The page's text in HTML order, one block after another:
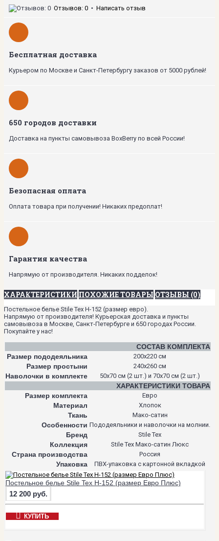
Отзывов: 0 • Написать отзыв
Бесплатная доставка
Курьером по Москве и Санкт-Петербургу заказов от 5000 рублей!
650 городов доставки
Доставка на пункты самовывоза BoxBerry по всей России!
Безопасная оплата
Оплата товара при получении! Никаких предоплат!
Гарантия качества
Напрямую от производителя. Никаких подделок!
ХАРАКТЕРИСТИКИ ПОХОЖИЕ ТОВАРЫ ОТЗЫВЫ (0)
Постельное белье Stile Tex H-152 (размер евро).
Напрямую от производителя! Курьерская доставка и пункты
самовывоза в Москве, Санкт-Петербурге и 650 городах России.
Покупайте у нас!
СОСТАВ КОМПЛЕКТА
Размер пододеяльника
200х220 см
Размер простыни 240х260 см
Наволочки в комплекте 50х70 см (2 шт.) и 70х70 см (2 шт.)
ХАРАКТЕРИСТИКИ ТОВАРА
Размер комплекта
Евро
Материал Хлопок
Ткань Мако-сатин
Особенности Пододеяльники и наволочки на молнии.
Бренд Stile Tex
Коллекция Stile Tex Мако-сатин Люкс
Страна производства Россия
Упаковка ПВХ-упаковка с картонной вкладкой
Постельное белье Stile Tex H-152 (размер Евро Плюс)
12 200 руб.
КУПИТЬ